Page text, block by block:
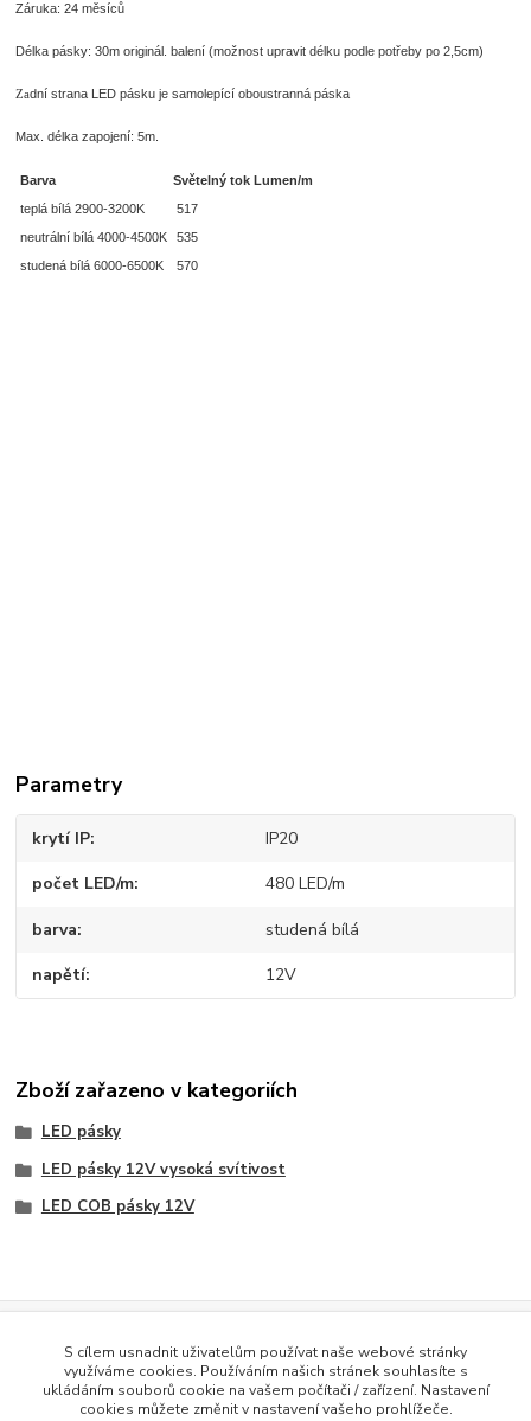
Záruka: 24 měsíců
Délka pásky: 30m originál. balení (možnost upravit délku podle potřeby po 2,5cm)
Zadní strana LED pásku je samolepící oboustranná páska
Max. délka zapojení: 5m.
Barva
Světelný tok Lumen/m
teplá bílá 2900-3200K
517
neutrální bílá 4000-4500K
535
studená bílá 6000-6500K
570
Parametry
krytí IP IP20
počet LED/m 480 LED/m
barva studená bílá
napětí 12V
Zboží zařazeno v kategoriích
LED pásky
LED pásky 12V vysoká svítivost
LED COB pásky 12V
Podle zákona o evidenci tržeb je prodávající povinen vystavit
kupujícímu účtenku. Zároveň je povinen zaevidovat přijatou tržbu u
správce daně online; v případě technického výpadku pak nejpozději do
S cílem usnadnit uživatelům používat naše webové stránky
využíváme cookies. Používáním našich stránek souhlasíte s
ukládáním souborů cookie na vašem počítači / zařízení. Nastavení
cookies můžete změnit v nastavení vašeho prohlížeče.